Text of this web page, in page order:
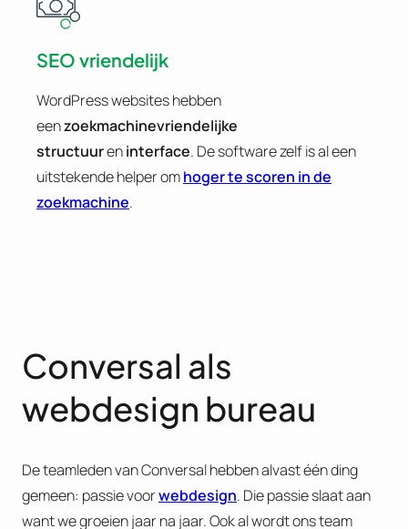
SEO vriendelijk
WordPress websites hebben
eenzoekmachinevriendelijke
structuureninterface. De software zelf is al een
uitstekende helper omhoger te scoren in de
zoekmachine.
Conversal als
webdesign bureau
De teamleden van Conversal hebben alvast één ding
gemeen: passie voorwebdesign. Die passie slaat aan
want we groeien jaar na jaar. Ook al wordt ons team